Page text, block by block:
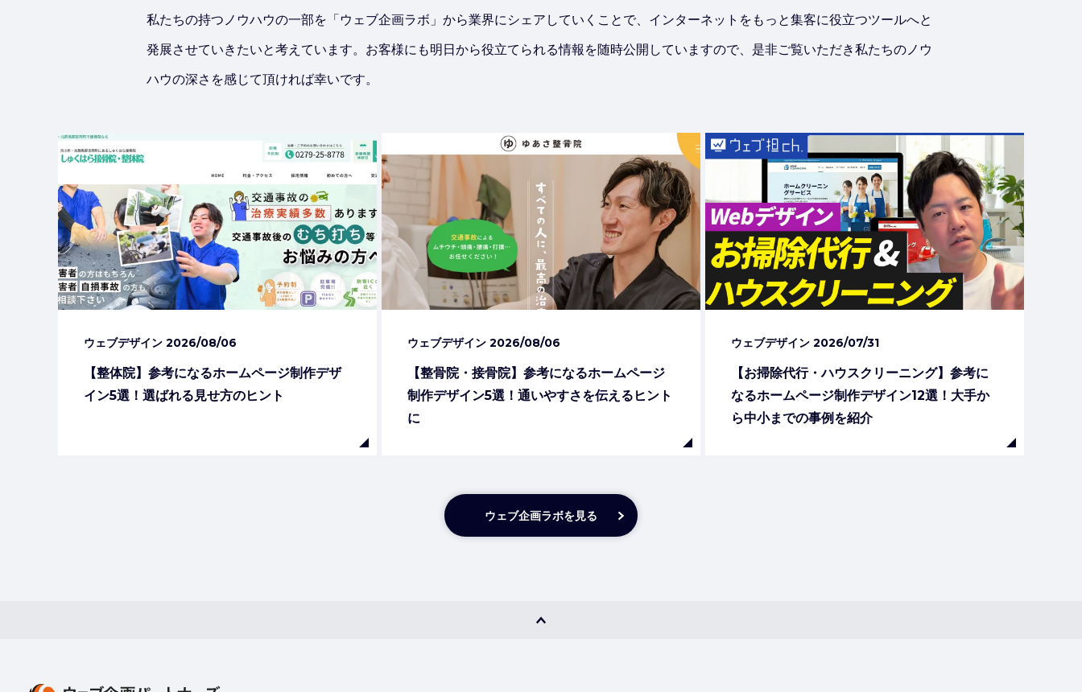
私たちの持つノウハウの一部を「ウェブ企画ラボ」から業界にシェアしていくことで、インターネットをもっと集客に役立つツールへと
発展させていきたいと考えています。お客様にも明日から役立てられる情報を随時公開していますので、是非ご覧いただき私たちのノウ
ハウの深さを感じて頂ければ幸いです。
ウェブデザイン 2026/08/06
【整体院】参考になるホームページ制作デザ
イン5選！選ばれる見せ方のヒント
ウェブデザイン 2026/08/06
【整骨院・接骨院】参考になるホームページ
制作デザイン5選！通いやすさを伝えるヒント
に
ウェブデザイン 2026/07/31
【お掃除代行・ハウスクリーニング】参考に
なるホームページ制作デザイン12選！大手か
ら中小までの事例を紹介
ウェブ企画ラボを見る